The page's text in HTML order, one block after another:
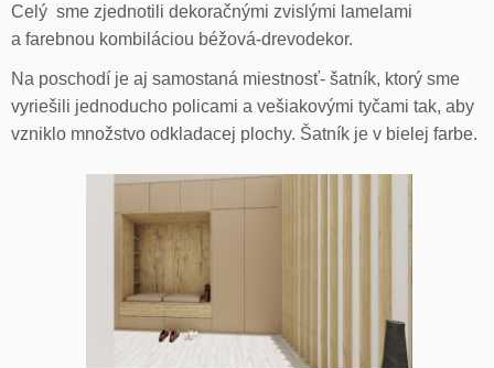
Celý sme zjednotili dekoračnými zvislými lamelami
a farebnou kombiláciou béžová-drevodekor.
Na poschodí je aj samostaná miestnosť- šatník, ktorý sme
vyriešili jednoducho policami a vešiakovými tyčami tak, aby
vzniklo množstvo odkladacej plochy. Šatník je v bielej farbe.